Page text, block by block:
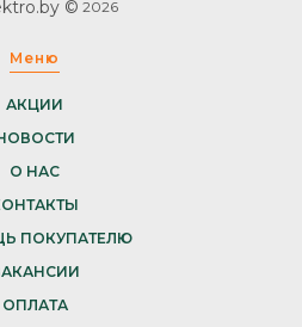
© 2026
Меню
АКЦИИ
О НАС
ПОКУПАТЕЛЮ
ОПЛАТА